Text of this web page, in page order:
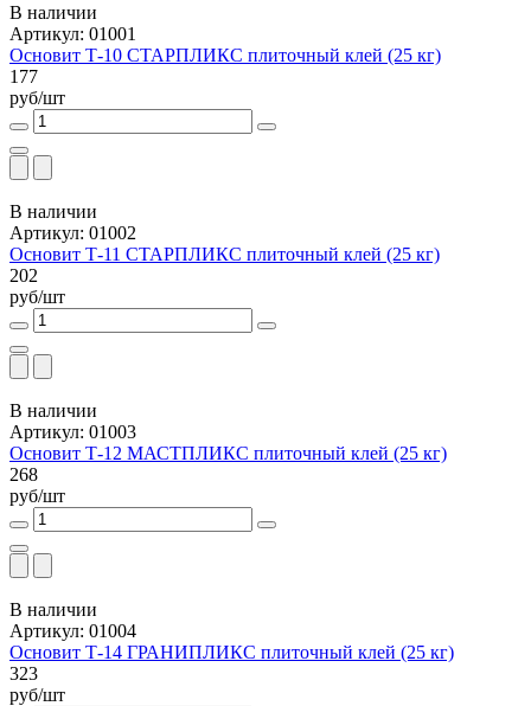
В наличии
Артикул: 01001
Основит Т-10 СТАРПЛИКС плиточный клей (25 кг)
177
руб/шт
В наличии
Артикул: 01002
Основит Т-11 СТАРПЛИКС плиточный клей (25 кг)
202
руб/шт
В наличии
Артикул: 01003
Основит Т-12 МАСТПЛИКС плиточный клей (25 кг)
268
руб/шт
В наличии
Артикул: 01004
Основит Т-14 ГРАНИПЛИКС плиточный клей (25 кг)
323
руб/шт